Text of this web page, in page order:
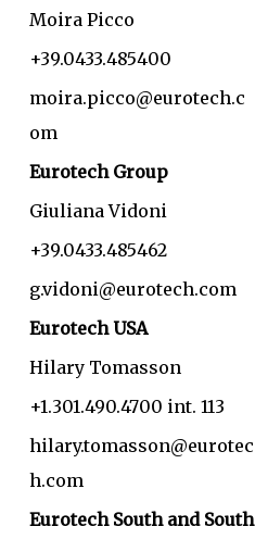
Moira Picco
+39.0433.485400
moira.picco@eurotech.c
om
Eurotech Group
Giuliana Vidoni
+39.0433.485462
g.vidoni@eurotech.com
Eurotech USA
Hilary Tomasson
+1.301.490.4700 int. 113
hilary.tomasson@eurotec
h.com
Eurotech South and South